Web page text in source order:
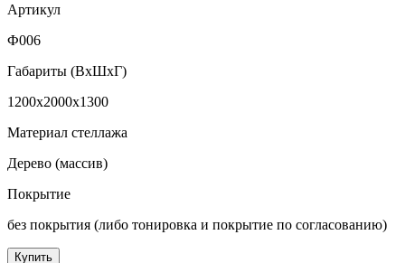
Артикул
Ф006
Габариты (ВxШxГ)
1200x2000x1300
Материал стеллажа
Дерево (массив)
Покрытие
без покрытия (либо тонировка и покрытие по согласованию)
Купить